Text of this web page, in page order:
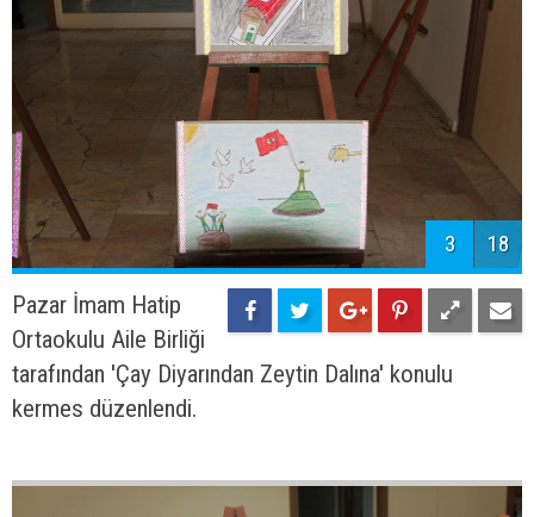
3 18
Pazar İmam Hatip
Ortaokulu Aile Birliği
tarafından 'Çay Diyarından Zeytin Dalına' konulu
kermes düzenlendi.